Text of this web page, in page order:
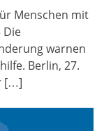
Menschen mit
Die
warnen
Berlin, 27.
[…]